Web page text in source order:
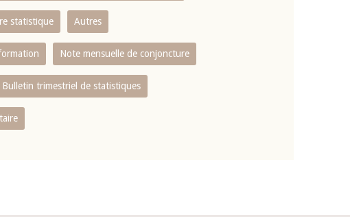
statistique Autres
Note mensuelle de conjoncture
Bulletin trimestriel de statistiques